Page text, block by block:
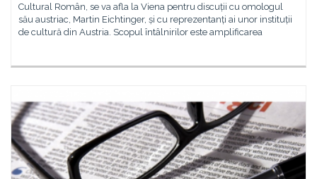
Cultural Român, se va afla la Viena pentru discuții cu omologul
său austriac, Martin Eichtinger, și cu reprezentanți ai unor instituții
de cultură din Austria. Scopul întâlnirilor este amplificarea